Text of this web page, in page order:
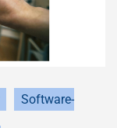
Software-